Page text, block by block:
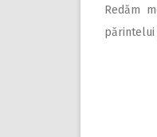
Redăm